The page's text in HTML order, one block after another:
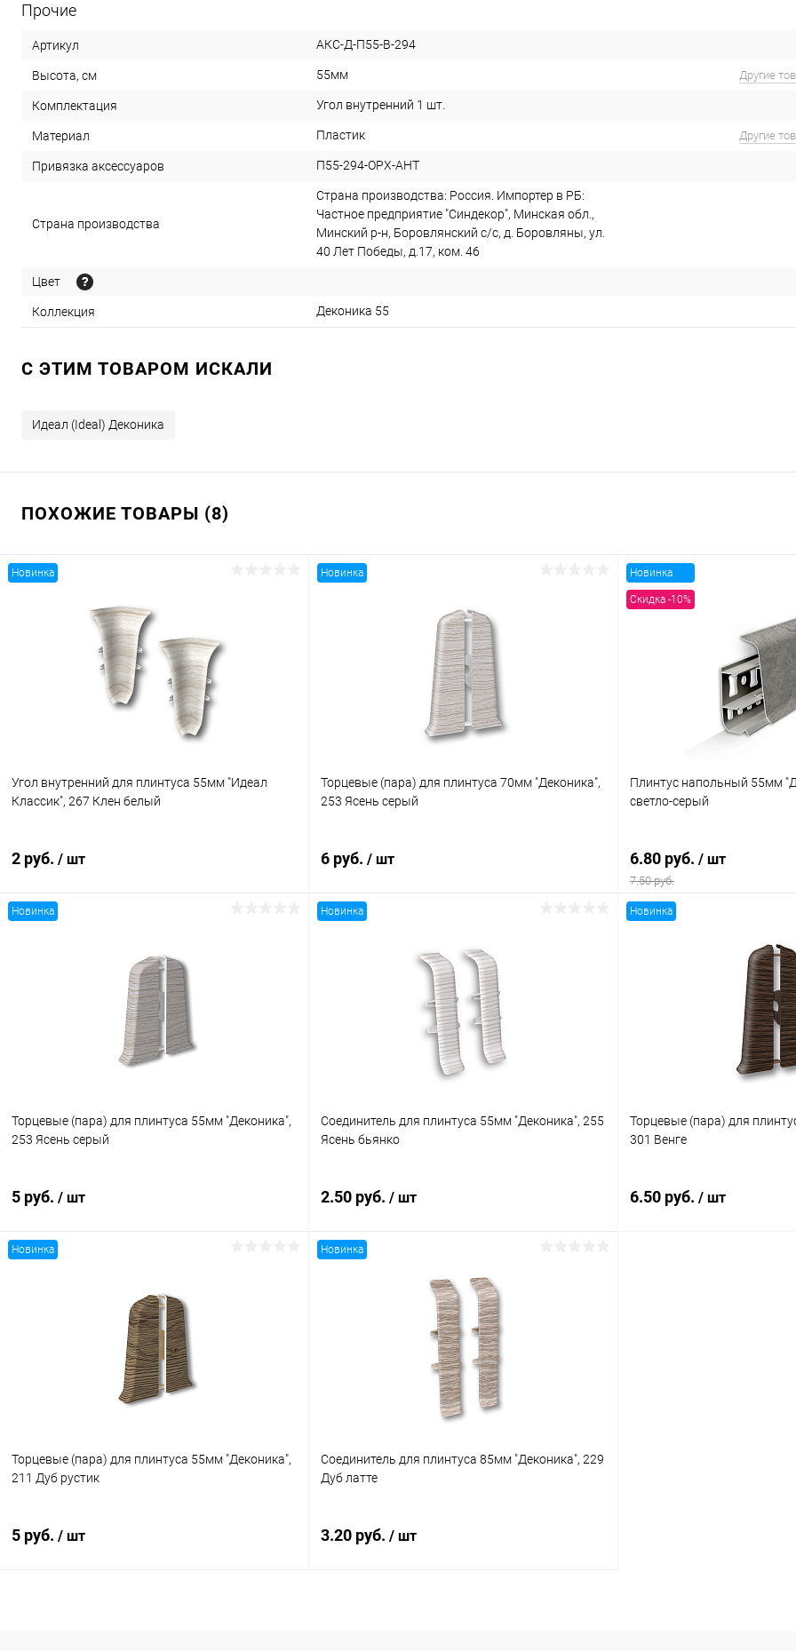
Прочие
Артикул АКС-Д-П55-В-294
Высота, см 55мм Другие
Комплектация Угол внутренний 1 шт.
Материал Пластик Другие
Привязка аксессуаров П55-294-ОРХ-АНТ
Страна производства
Страна производства: Россия. Импортер в РБ:
Частное предприятие "Синдекор", Минская обл.,
Минский р-н, Боровлянский с/с, д. Боровляны, ул.
40 Лет Победы, д.17, ком. 46
Цвет
Коллекция Деконика 55
C ЭТИМ ТОВАРОМ ИСКАЛИ
Идеал (Ideal) Деконика
ПОХОЖИЕ ТОВАРЫ (8)
Новинка
Угол внутренний для плинтуса 55мм "Идеал
Классик", 267 Клен белый
2 руб. / шт
Новинка
Торцевые (пара) для плинтуса 70мм "Деконика",
253 Ясень серый
6 руб. / шт
Сравнение
В наличии
Новинка
Скидка -10%
Плинтус напольный 55мм
светло-серый
6.80 руб. / шт
7.50 руб.
Новинка
Торцевые (пара) для плинтуса 55мм "Деконика",
253 Ясень серый
5 руб. / шт
Новинка
Соединитель для плинтуса 55мм "Деконика", 255
Ясень бьянко
2.50 руб. / шт
Новинка
Торцевые (пара) для
301 Венге
6.50 руб. / шт
Новинка
Торцевые (пара) для плинтуса 55мм "Деконика",
211 Дуб рустик
5 руб. / шт
Новинка
Соединитель для плинтуса 85мм "Деконика", 229
Дуб латте
3.20 руб. / шт